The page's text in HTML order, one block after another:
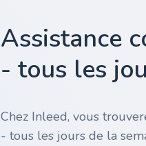
Assistance
- tous les
Chez Inleed, vous
- tous les jours de la